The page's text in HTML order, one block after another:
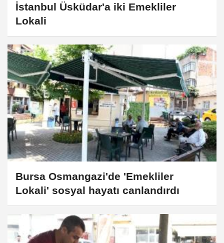
İstanbul Üsküdar'a iki Emekliler
Lokali
Bursa Osmangazi'de 'Emekliler
Lokali' sosyal hayatı canlandırdı